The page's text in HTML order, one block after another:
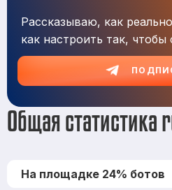
Рассказываю, как
как настроить так, чтобы
Общая статистика
На площадке 24% ботов